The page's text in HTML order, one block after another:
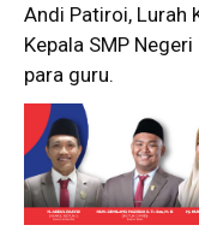
Andi Patiroi, Lurah
Kepala SMP
para guru.